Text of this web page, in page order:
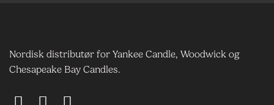
Nordisk distributør for Yankee Candle, Woodwick og
Chesapeake Bay Candles.